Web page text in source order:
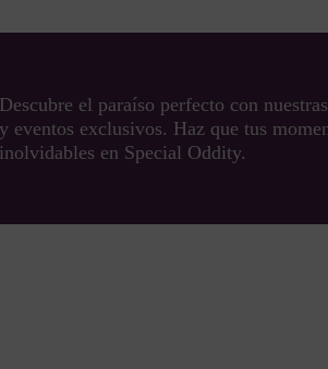
Descubre el paraíso perfecto con
y eventos exclusivos. Haz que tus
inolvidables en Special Oddity.